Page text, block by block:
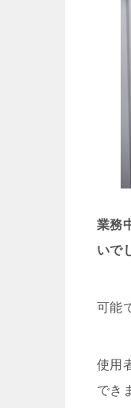
業務
いで
可能
使⽤
でき